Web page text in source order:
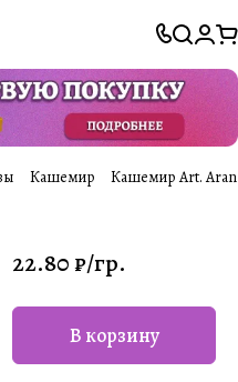
Кашемир Кашемир Art. Aran
22.80 ₽/гр.
В корзину